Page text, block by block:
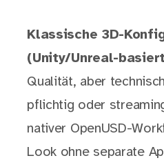
Klassische 3D-
(Unity/Unreal-
Qualität, aber
pflichtig oder
nativer OpenUSD-
Look ohne separate